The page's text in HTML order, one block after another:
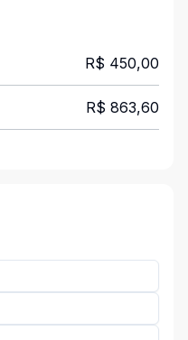
R$ 450,00
R$ 863,60